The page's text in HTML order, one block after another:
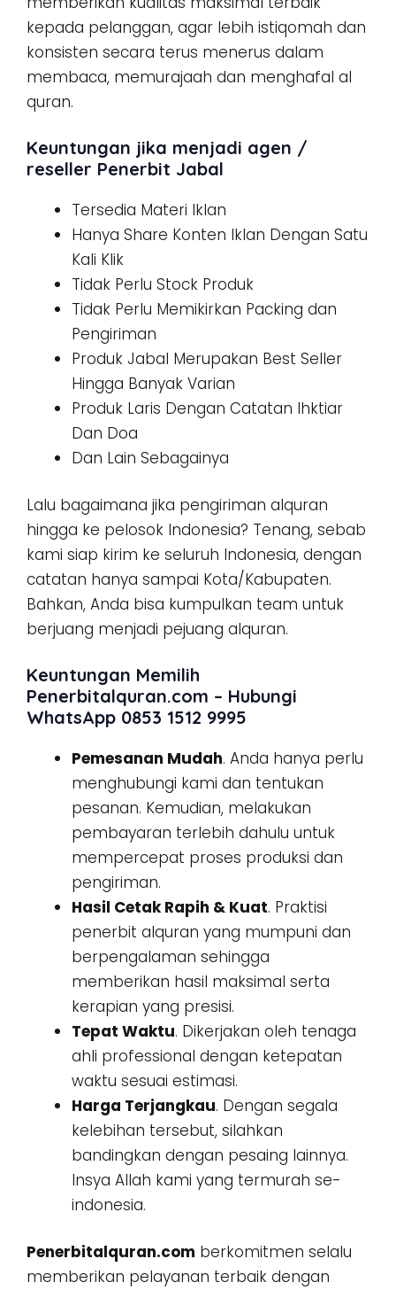
kepada pelanggan, agar lebih istiqomah dan
konsisten secara terus menerus dalam
membaca, memurajaah dan menghafal al
quran.
Keuntungan jika menjadi agen /
reseller Penerbit Jabal
Tersedia Materi Iklan
Hanya Share Konten Iklan Dengan Satu
Kali Klik
Tidak Perlu Stock Produk
Tidak Perlu Memikirkan Packing dan
Pengiriman
Produk Jabal Merupakan Best Seller
Hingga Banyak Varian
Produk Laris Dengan Catatan Ihktiar
Dan Doa
Dan Lain Sebagainya
Lalu bagaimana jika pengiriman alquran
hingga ke pelosok Indonesia? Tenang, sebab
kami siap kirim ke seluruh Indonesia, dengan
catatan hanya sampai Kota/Kabupaten.
Bahkan, Anda bisa kumpulkan team untuk
berjuang menjadi pejuang alquran.
Keuntungan Memilih
Penerbitalquran.com – Hubungi
WhatsApp 0853 1512 9995
Pemesanan Mudah. Anda hanya perlu
menghubungi kami dan tentukan
pesanan. Kemudian, melakukan
pembayaran terlebih dahulu untuk
mempercepat proses produksi dan
pengiriman.
Hasil Cetak Rapih & Kuat. Praktisi
penerbit alquran yang mumpuni dan
berpengalaman sehingga
memberikan hasil maksimal serta
kerapian yang presisi.
Tepat Waktu. Dikerjakan oleh tenaga
ahli professional dengan ketepatan
waktu sesuai estimasi.
Harga Terjangkau. Dengan segala
kelebihan tersebut, silahkan
bandingkan dengan pesaing lainnya.
Insya Allah kami yang termurah se-
indonesia.
Penerbitalquran.com berkomitmen selalu
memberikan pelayanan terbaik dengan